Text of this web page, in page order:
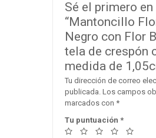
Sé el primero
“Mantoncillo
Negro con Flor
tela de crespón
medida de
Tu dirección de correo
publicada. Los campos
marcados con *
Tu puntuación *